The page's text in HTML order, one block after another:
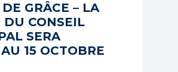
GRÂCE – LA
DU CONSEIL
SERA
15 OCTOBRE